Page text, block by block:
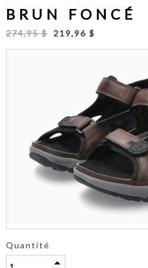
BRUN FONCÉ
274,95 $ 219,96 $
Quantité